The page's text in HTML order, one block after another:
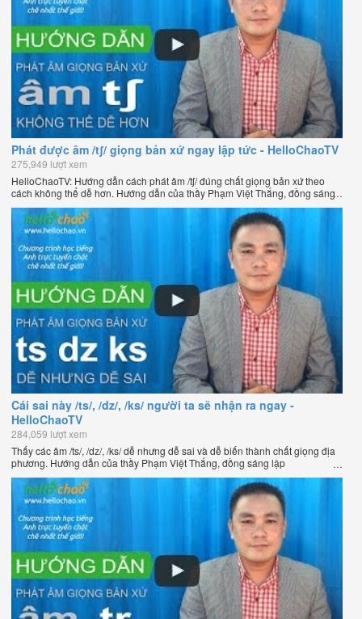
Phát được âm /tʃ/ giọng bản xứ ngay lập tức - HelloChaoTV
275,949 lượt xem
HelloChaoTV: Hướng dẫn cách phát âm /tʃ/ đúng chất giọng bản xứ theo
cách không thể dễ hơn. Hướng dẫn của thầy Phạm Việt Thắng, đồng sáng
lập HelloChao.vn - Chương trình dạy tiếng Anh trực tuyến chặt chẽ nhất
thế giới.
Cái sai này /ts/, /dz/, /ks/ người ta sẽ nhận ra ngay -
HelloChaoTV
284,059 lượt xem
Thấy các âm /ts/, /dz/, /ks/ dễ nhưng dễ sai và dễ biến thành chất giọng địa
phương. Hướng dẫn của thầy Phạm Việt Thắng, đồng sáng lập
HelloChao.vn - Chương trình dạy tiếng Anh trực tuyến chặt chẽ nhất thế
giới.